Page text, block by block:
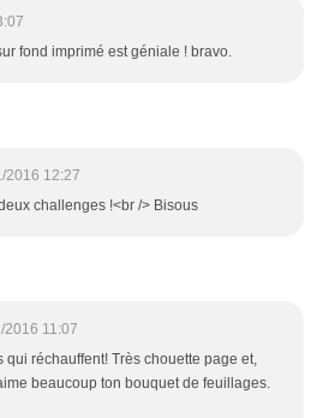
fond imprimé est géniale ! bravo.
2016 12:27
challenges !<br /> Bisous
2016 11:07
qui réchauffent! Très chouette page et,
beaucoup ton bouquet de feuillages.